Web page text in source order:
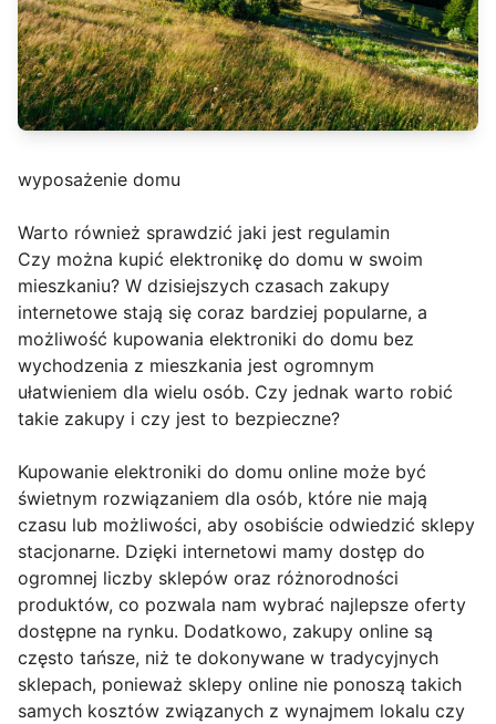
wyposażenie domu
Warto również sprawdzić jaki jest regulamin
Czy można kupić elektronikę do domu w swoim
mieszkaniu? W dzisiejszych czasach zakupy
internetowe stają się coraz bardziej popularne, a
możliwość kupowania elektroniki do domu bez
wychodzenia z mieszkania jest ogromnym
ułatwieniem dla wielu osób. Czy jednak warto robić
takie zakupy i czy jest to bezpieczne?
Kupowanie elektroniki do domu online może być
świetnym rozwiązaniem dla osób, które nie mają
czasu lub możliwości, aby osobiście odwiedzić sklepy
stacjonarne. Dzięki internetowi mamy dostęp do
ogromnej liczby sklepów oraz różnorodności
produktów, co pozwala nam wybrać najlepsze oferty
dostępne na rynku. Dodatkowo, zakupy online są
często tańsze, niż te dokonywane w tradycyjnych
sklepach, ponieważ sklepy online nie ponoszą takich
samych kosztów związanych z wynajmem lokalu czy